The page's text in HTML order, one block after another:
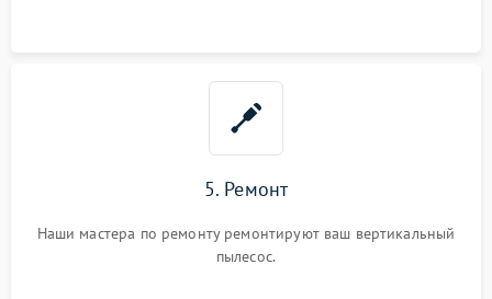
5. Ремонт
Наши мастера по ремонту ремонтируют ваш вертикальный
пылесос.